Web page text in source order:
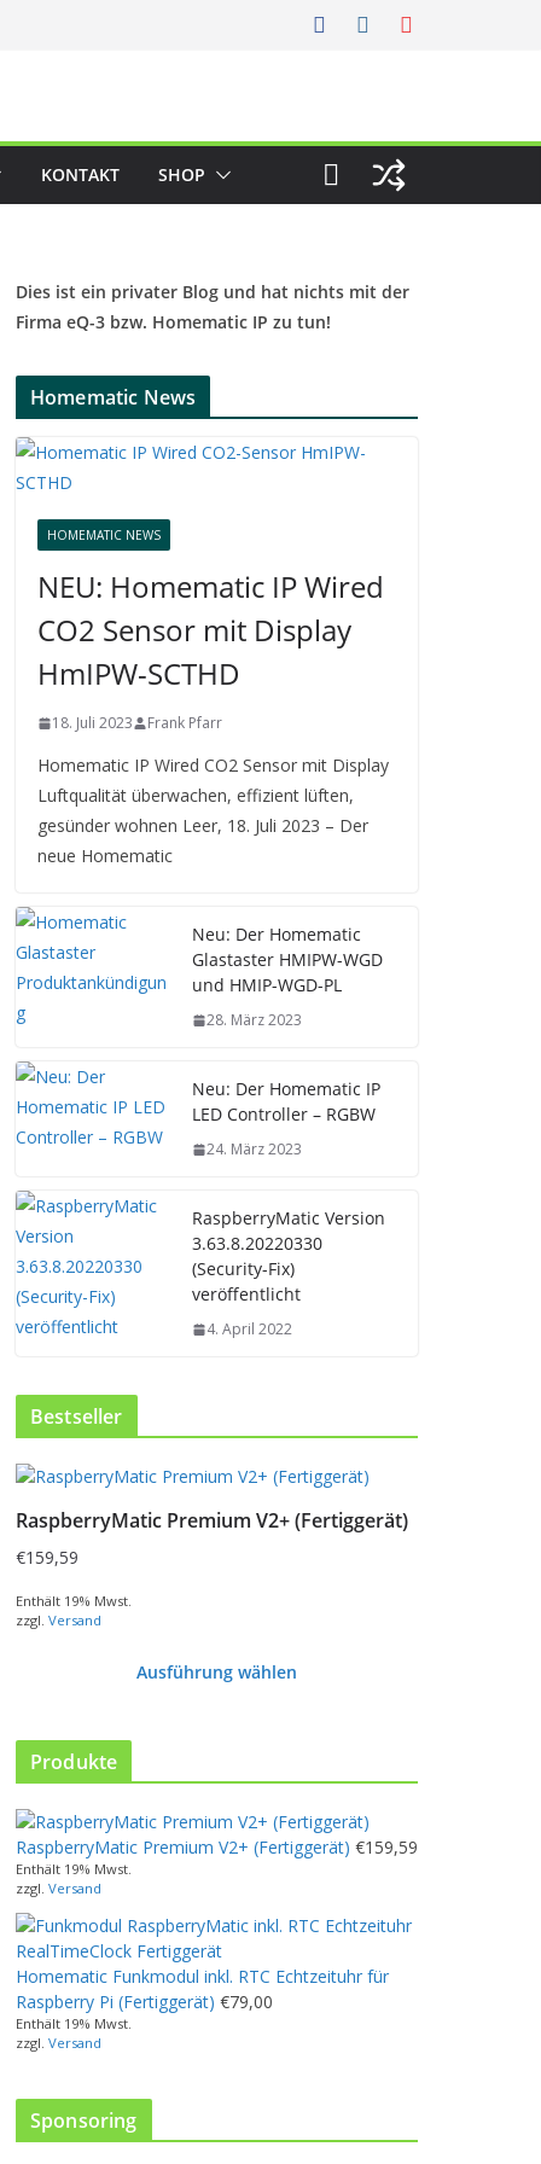
KONTAKT SHOP
Dies ist ein privater Blog und hat nichts mit der
Firma eQ-3 bzw. Homematic IP zu tun!
Homematic News
HOMEMATIC NEWS
NEU: Homematic IP Wired
CO2 Sensor mit Display
HmIPW-SCTHD
18. Juli 2023 Frank Pfarr
Homematic IP Wired CO2 Sensor mit Display
Luftqualität überwachen, effizient lüften,
gesünder wohnen Leer, 18. Juli 2023 – Der
neue Homematic
Neu: Der Homematic
Glastaster HMIPW-WGD
und HMIP-WGD-PL
28. März 2023
Neu: Der Homematic IP
LED Controller – RGBW
24. März 2023
RaspberryMatic Version
3.63.8.20220330
(Security-Fix)
veröffentlicht
4. April 2022
Bestseller
RaspberryMatic Premium V2+ (Fertiggerät)
€159,59
Enthält 19% Mwst.
zzgl. Versand
Ausführung wählen
s
e
s
P
r
o
d
u
k
t
w
t
Produkte
RaspberryMatic Premium V2+ (Fertiggerät) €159,59
Enthält 19% Mwst.
zzgl. Versand
Homematic Funkmodul inkl. RTC Echtzeituhr für
Raspberry Pi (Fertiggerät) €79,00
Enthält 19% Mwst.
zzgl. Versand
Sponsoring